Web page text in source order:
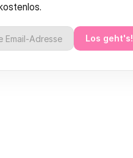
Los geht's!